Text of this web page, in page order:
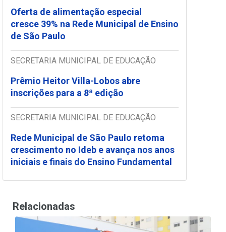
Oferta de alimentação especial
cresce 39% na Rede Municipal de Ensino
de São Paulo
SECRETARIA MUNICIPAL DE EDUCAÇÃO
Prêmio Heitor Villa-Lobos abre
inscrições para a 8ª edição
SECRETARIA MUNICIPAL DE EDUCAÇÃO
Rede Municipal de São Paulo retoma
crescimento no Ideb e avança nos anos
iniciais e finais do Ensino Fundamental
Relacionadas